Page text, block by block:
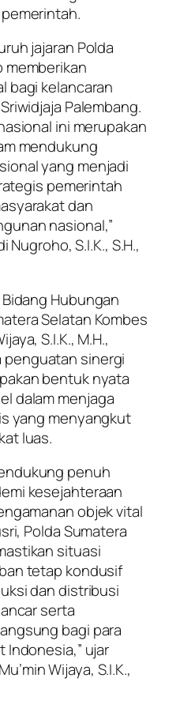
jajaran Polda
memberikan
bagi kelancaran
Palembang.
ini merupakan
mendukung
yang menjadi
pemerintah
dan
nasional,”
Nugroho, S.I.K., S.H.,
Hubungan
Selatan Kombes
S.I.K., M.H.,
penguatan sinergi
bentuk nyata
dalam menjaga
yang menyangkut
luas.
penuh
kesejahteraan
objek vital
Polda Sumatera
situasi
tetap kondusif
dan distribusi
serta
bagi para
Indonesia,” ujar
Wijaya, S.I.K.,